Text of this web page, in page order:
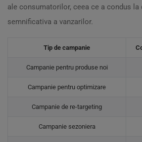
ale consumatorilor, ceea ce a condus la
semnificativa a vanzarilor.
Tip de campanie
Campanie pentru produse noi
Campanie pentru optimizare
Campanie de re-targeting
Campanie sezoniera